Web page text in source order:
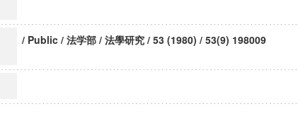
/ Public / 法学部 / 法學研究 / 53 (1980) / 53(9) 198009